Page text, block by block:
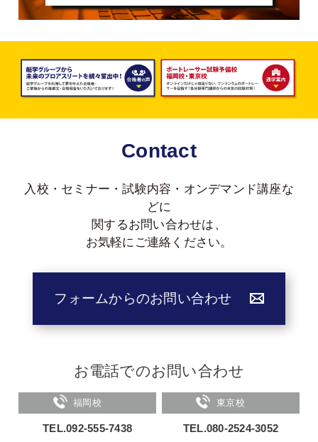
Contact
入校・セミナー・試験内容・オンデマンド講座な
どに
関するお問い合わせは、
お気軽にご連絡ください。
フォームからのお問い合わせ
お電話でのお問い合わせ
福岡校
TEL.092-555-7438
東京校
TEL.080-2524-3052